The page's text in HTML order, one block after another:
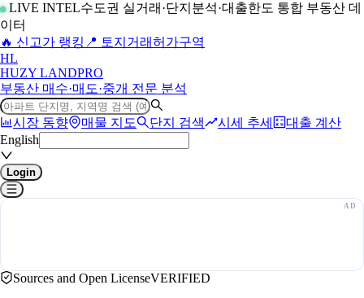
LIVE INTEL수도권 실거래·단지분석·대출한도 통합 부동산 데
이터
🔥 신고가 랭킹 📍 토지거래허가구역
HL
HUZY LANDPRO
부동산 매수·매도·중개 전문 분석
시장 동향 매물 지도 단지 검색 시세 추세
대출 계산
English
Login
Sources and Open LicenseVERIFIED